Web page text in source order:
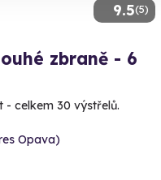
9.5(5)
zbraně - 6
- celkem 30 výstřelů.
Opava)